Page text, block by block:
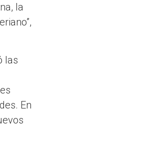
la
las
En